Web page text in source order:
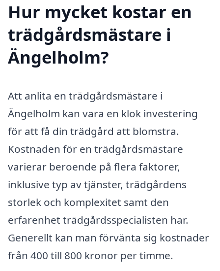
Hur mycket kostar en
trädgårdsmästare i
Ängelholm?
Att anlita en trädgårdsmästare i
Ängelholm kan vara en klok investering
för att få din trädgård att blomstra.
Kostnaden för en trädgårdsmästare
varierar beroende på flera faktorer,
inklusive typ av tjänster, trädgårdens
storlek och komplexitet samt den
erfarenhet trädgårdsspecialisten har.
Generellt kan man förvänta sig kostnader
från 400 till 800 kronor per timme.